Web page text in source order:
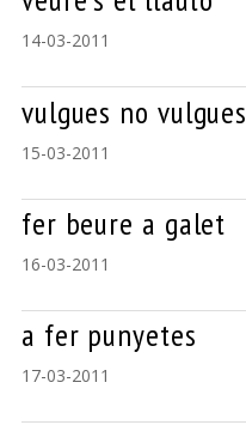
14-03-2011
vulgues no vulgues
15-03-2011
fer beure a galet
16-03-2011
a fer punyetes
17-03-2011